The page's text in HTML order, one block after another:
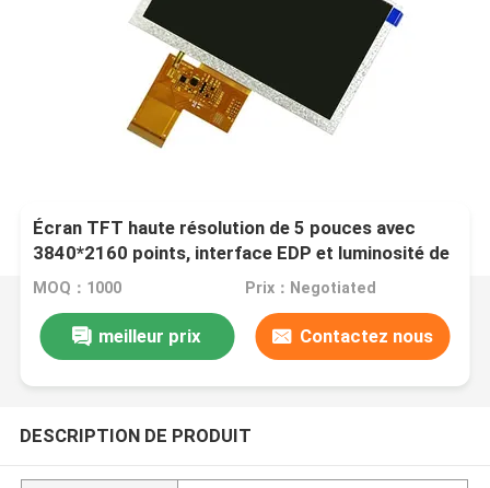
Écran TFT haute résolution de 5 pouces avec
3840*2160 points, interface EDP et luminosité de
500 nits
MOQ：1000 Prix：Negotiated
meilleur prix Contactez nous
DESCRIPTION DE PRODUIT